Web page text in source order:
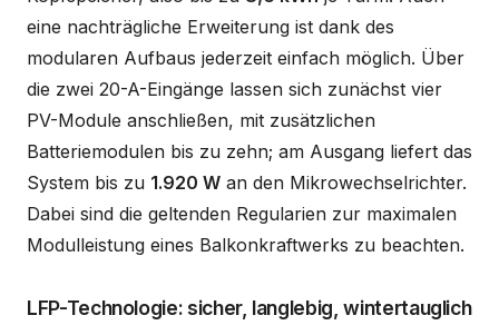
eine nachträgliche Erweiterung ist dank des
modularen Aufbaus jederzeit einfach möglich. Über
die zwei 20-A-Eingänge lassen sich zunächst vier
PV-Module anschließen, mit zusätzlichen
Batteriemodulen bis zu zehn; am Ausgang liefert das
System bis zu 1.920 W an den Mikrowechselrichter.
Dabei sind die geltenden Regularien zur maximalen
Modulleistung eines Balkonkraftwerks zu beachten.
LFP-Technologie: sicher, langlebig, wintertauglich